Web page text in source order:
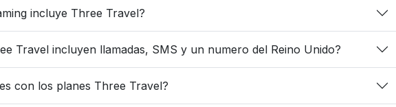
incluye Three Travel?
Travel incluyen llamadas, SMS y un numero del Reino Unido?
con los planes Three Travel?